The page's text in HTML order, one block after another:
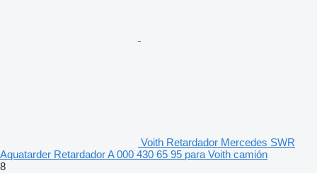
Voith Retardador Mercedes SWR
Aquatarder Retardador A 000 430 65 95 para Voith camión
8